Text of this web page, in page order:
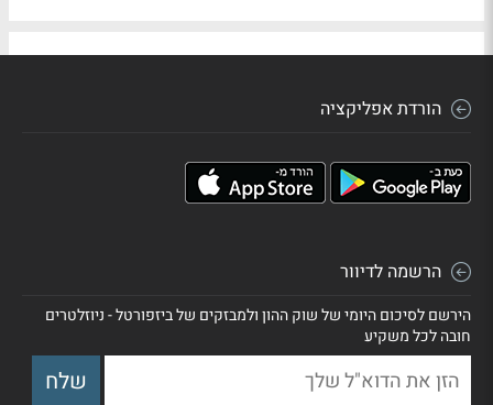
הורדת אפליקציה
הרשמה לדיוור
הירשם לסיכום היומי של שוק ההון ולמבזקים של ביזפורטל - ניוזלטרים
חובה לכל משקיע